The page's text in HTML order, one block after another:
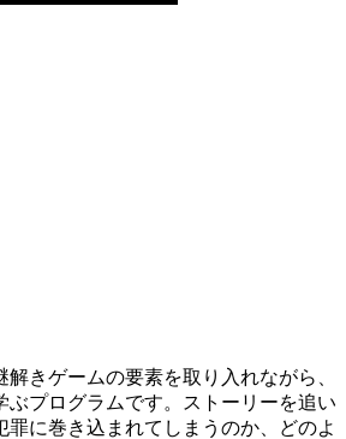
解きゲームの要素を取り入れながら、
ぶプログラムです。ストーリーを追い
罪に巻き込まれてしまうのか、どのよ